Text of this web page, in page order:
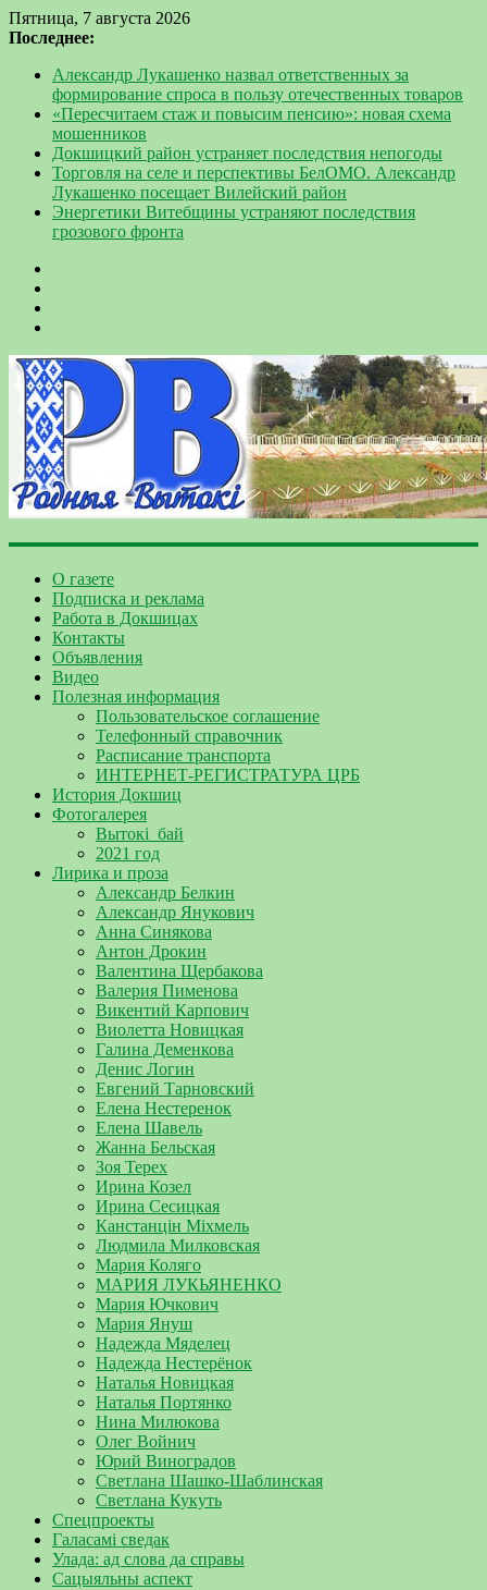
Пятница, 7 августа 2026
Последнее:
Александр Лукашенко назвал ответственных за
формирование спроса в пользу отечественных товаров
«Пересчитаем стаж и повысим пенсию»: новая схема
мошенников
Докшицкий район устраняет последствия непогоды
Торговля на селе и перспективы БелОМО. Александр
Лукашенко посещает Вилейский район
Энергетики Витебщины устраняют последствия
грозового фронта
О газете
Подписка и реклама
Работа в Докшицах
Контакты
Объявления
Видео
Полезная информация
Пользовательское соглашение
Телефонный справочник
Расписание транспорта
ИНТЕРНЕТ-РЕГИСТРАТУРА ЦРБ
История Докшиц
Фотогалерея
Вытокі_бай
2021 год
Лирика и проза
Александр Белкин
Александр Янукович
Анна Синякова
Антон Дрокин
Валентина Щербакова
Валерия Пименова
Викентий Карпович
Виолетта Новицкая
Галина Деменкова
Денис Логин
Евгений Тарновский
Елена Нестеренок
Елена Шавель
Жанна Бельская
Зоя Терех
Ирина Козел
Ирина Сесицкая
Канстанцін Міхмель
Людмила Милковская
Мария Коляго
МАРИЯ ЛУКЬЯНЕНКО
Мария Ючкович
Мария Януш
Надежда Мяделец
Надежда Нестерёнок
Наталья Новицкая
Наталья Портянко
Нина Милюкова
Олег Войнич
Юрий Виноградов
Светлана Шашко-Шаблинская
Светлана Кукуть
Спецпроекты
Галасамі сведак
Улада: ад слова да справы
Сацыяльны аспект